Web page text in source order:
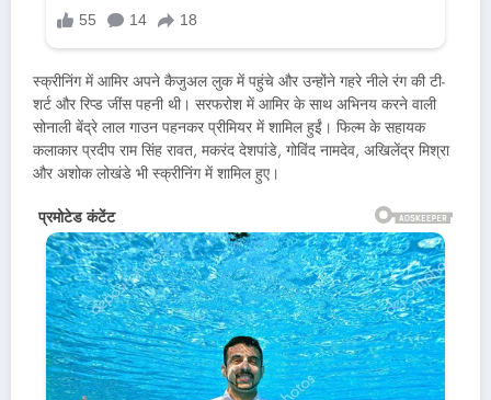
स्क्रीनिंग में आमिर अपने कैजुअल लुक में पहुंचे और उन्होंने गहरे नीले रंग की टी-
शर्ट और रिप्ड जींस पहनी थी। सरफरोश में आमिर के साथ अभिनय करने वाली
सोनाली बेंद्रे लाल गाउन पहनकर प्रीमियर में शामिल हुईं। फिल्म के सहायक
कलाकार प्रदीप राम सिंह रावत, मकरंद देशपांडे, गोविंद नामदेव, अखिलेंद्र मिश्रा
और अशोक लोखंडे भी स्क्रीनिंग में शामिल हुए।